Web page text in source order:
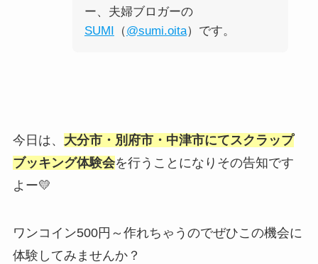
ー、夫婦ブロガーの
SUMI （@sumi.oita）です。
今日は、 大分市・別府市・中津市にてスクラップ
ブッキング体験会を行うことになりその告知です
よー💛
ワンコイン500円～作れちゃうのでぜひこの機会に
体験してみませんか？